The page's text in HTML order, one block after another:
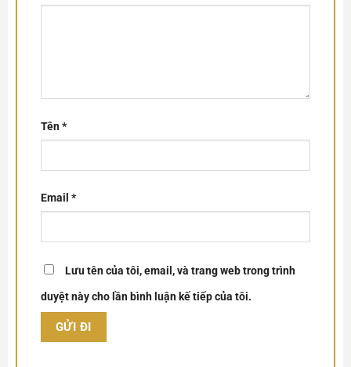
Tên*
Email *
Lưu tên của tôi, email, và trang web trong trình
duyệt này cho lần bình luận kế tiếp của tôi.